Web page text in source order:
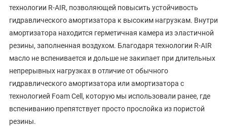
технологии R-AIR, позволяющей повысить устойчивость
гидравлического амортизатора к высоким нагрузкам. Внутри
амортизатора находится герметичная камера из эластичной
резины, заполненная воздухом. Благодаря технологии R-AIR
масло не вспенивается и дольше не закипает при длительных
непрерывных нагрузках в отличие от обычного
гидравлического амортизатора или амортизатора с
технологией Foam Cell, которую мы использовали ранее, где
вспениванию препятствует просто прослойка из пористой
резины.